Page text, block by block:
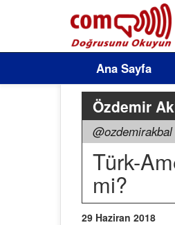
Ana Sayfa
Özdemir
@ozdemirakbal
Türk-
mi?
29 Haziran 2018